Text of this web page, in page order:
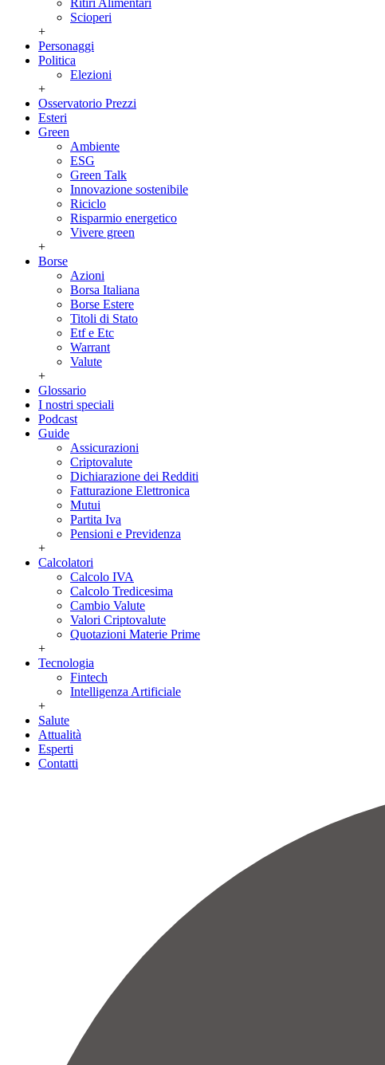
Ritiri Alimentari
Scioperi
+
Personaggi
Politica
Elezioni
+
Osservatorio Prezzi
Esteri
Green
Ambiente
ESG
Green Talk
Innovazione sostenibile
Riciclo
Risparmio energetico
Vivere green
+
Borse
Azioni
Borsa Italiana
Borse Estere
Titoli di Stato
Etf e Etc
Warrant
Valute
+
Glossario
I nostri speciali
Podcast
Guide
Assicurazioni
Criptovalute
Dichiarazione dei Redditi
Fatturazione Elettronica
Mutui
Partita Iva
Pensioni e Previdenza
+
Calcolatori
Calcolo IVA
Calcolo Tredicesima
Cambio Valute
Valori Criptovalute
Quotazioni Materie Prime
+
Tecnologia
Fintech
Intelligenza Artificiale
+
Salute
Attualità
Esperti
Contatti